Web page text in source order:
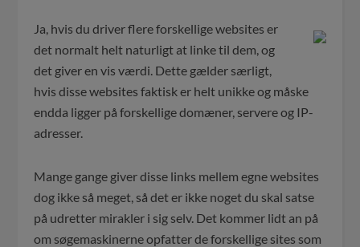
Ja, hvis du driver flere forskellige websites er
det normalt helt naturligt at linke til dem, og
det giver en vis værdi. Dette gælder særligt,
hvis disse websites faktisk er helt unikke og måske
endda ligger på forskellige domæner, servere og IP-
adresser.
Mange gange giver disse links mellem egne websites
dog ikke så meget, så det er ikke noget du skal satse
på udretter mirakler i sig selv. Det kommer lidt an på
om søgemaskinerne opfatter de forskellige sites som